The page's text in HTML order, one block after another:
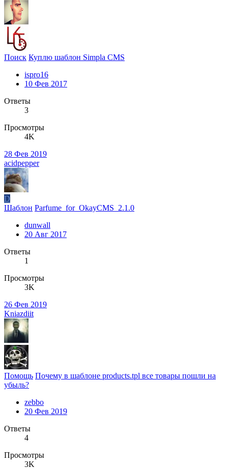
Поиск Куплю шаблон Simpla CMS
ispro16
10 Фев 2017
Ответы
3
Просмотры
4K
28 Фев 2019
acidpepper
D
Шаблон Parfume_for_OkayCMS_2.1.0
dunwall
20 Авг 2017
Ответы
1
Просмотры
3K
26 Фев 2019
Kniazdiit
Помощь Почему в шаблоне products.tpl все товары пошли на
убыль?
zebbo
20 Фев 2019
Ответы
4
Просмотры
3K